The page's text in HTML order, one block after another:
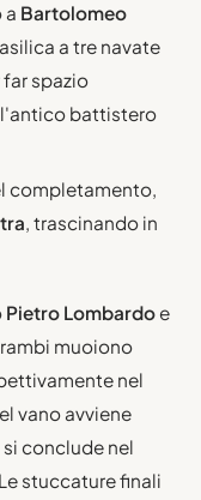
a Bartolomeo
a tre navate
spazio
battistero
completamento,
, trascinando in
Pietro Lombardoe
muoiono
nel
vano avviene
conclude nel
stuccature finali